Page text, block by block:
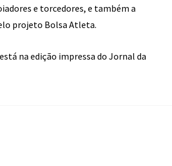
e torcedores, e também a
projeto Bolsa Atleta.
na edição impressa do Jornal da